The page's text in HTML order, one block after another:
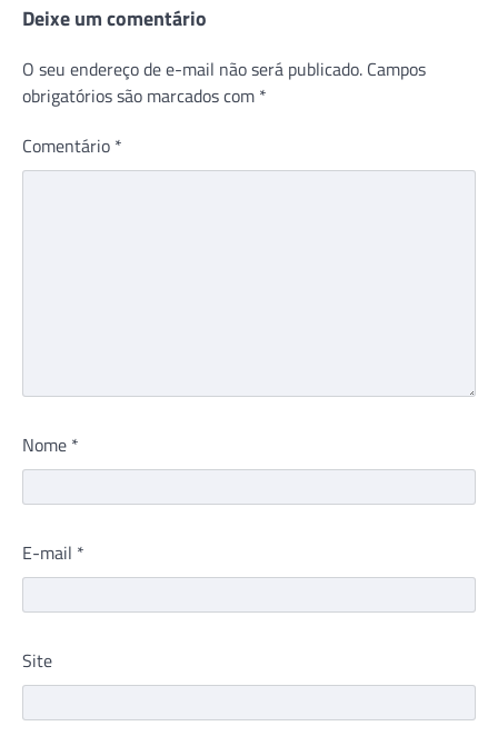
Deixe um comentário
O seu endereço de e-mail não será publicado. Campos
obrigatórios são marcados com *
Comentário *
Nome *
E-mail *
Site